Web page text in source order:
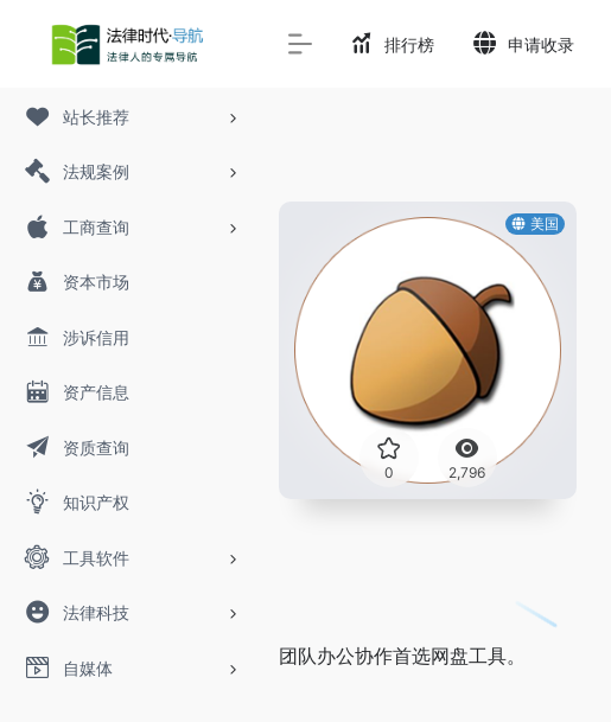
站长推荐
法规案例
工商查询
资本市场
涉诉信用
资产信息
资质查询
知识产权
工具软件
法律科技
自媒体
排行榜 申请收录
美国
0 2,796
团队办公协作首选网盘工具。